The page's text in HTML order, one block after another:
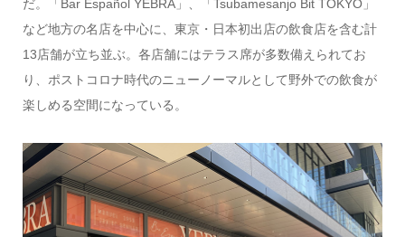
だ。「Bar Español YEBRA」、「Tsubamesanjo Bit TOKYO」
など地方の名店を中心に、東京・日本初出店の飲食店を含む計
13店舗が立ち並ぶ。各店舗にはテラス席が多数備えられてお
り、ポストコロナ時代のニューノーマルとして野外での飲食が
楽しめる空間になっている。